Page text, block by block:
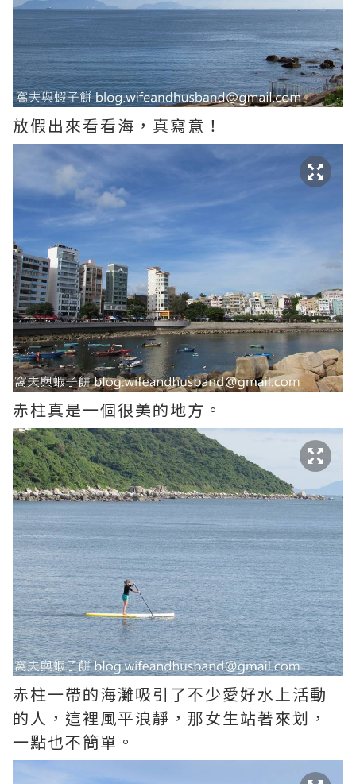
放假出來看看海，真寫意！
赤柱真是一個很美的地方。
赤柱一帶的海灘吸引了不少愛好水上活動
的人，這裡風平浪靜，那女生站著來划，
一點也不簡單。